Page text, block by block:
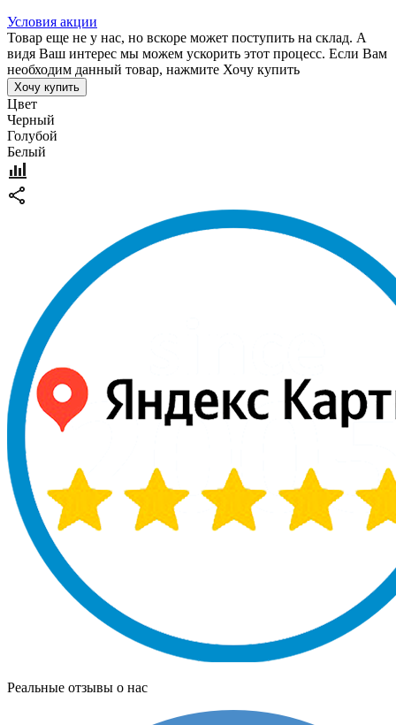
Условия акции
Товар еще не у нас, но вскоре может поступить на склад. А
видя Ваш интерес мы можем ускорить этот процесс. Если Вам
необходим данный товар, нажмите Хочу купить
Хочу купить
Цвет
Черный
Голубой
Белый
Реальные отзывы о нас